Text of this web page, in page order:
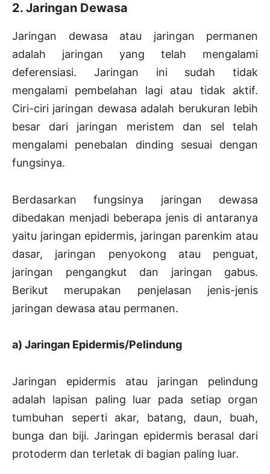
2. Jaringan Dewasa
Jaringan dewasa atau jaringan permanen
adalah jaringan yang telah mengalami
deferensiasi. Jaringan ini sudah tidak
mengalami pembelahan lagi atau tidak aktif.
Ciri-ciri jaringan dewasa adalah berukuran lebih
besar dari jaringan meristem dan sel telah
mengalami penebalan dinding sesuai dengan
fungsinya.
Berdasarkan fungsinya jaringan dewasa
dibedakan menjadi beberapa jenis di antaranya
yaitu jaringan epidermis, jaringan parenkim atau
dasar, jaringan penyokong atau penguat,
jaringan pengangkut dan jaringan gabus.
Berikut merupakan penjelasan jenis-jenis
jaringan dewasa atau permanen.
a) Jaringan Epidermis/Pelindung
Jaringan epidermis atau jaringan pelindung
adalah lapisan paling luar pada setiap organ
tumbuhan seperti akar, batang, daun, buah,
bunga dan biji. Jaringan epidermis berasal dari
protoderm dan terletak di bagian paling luar.